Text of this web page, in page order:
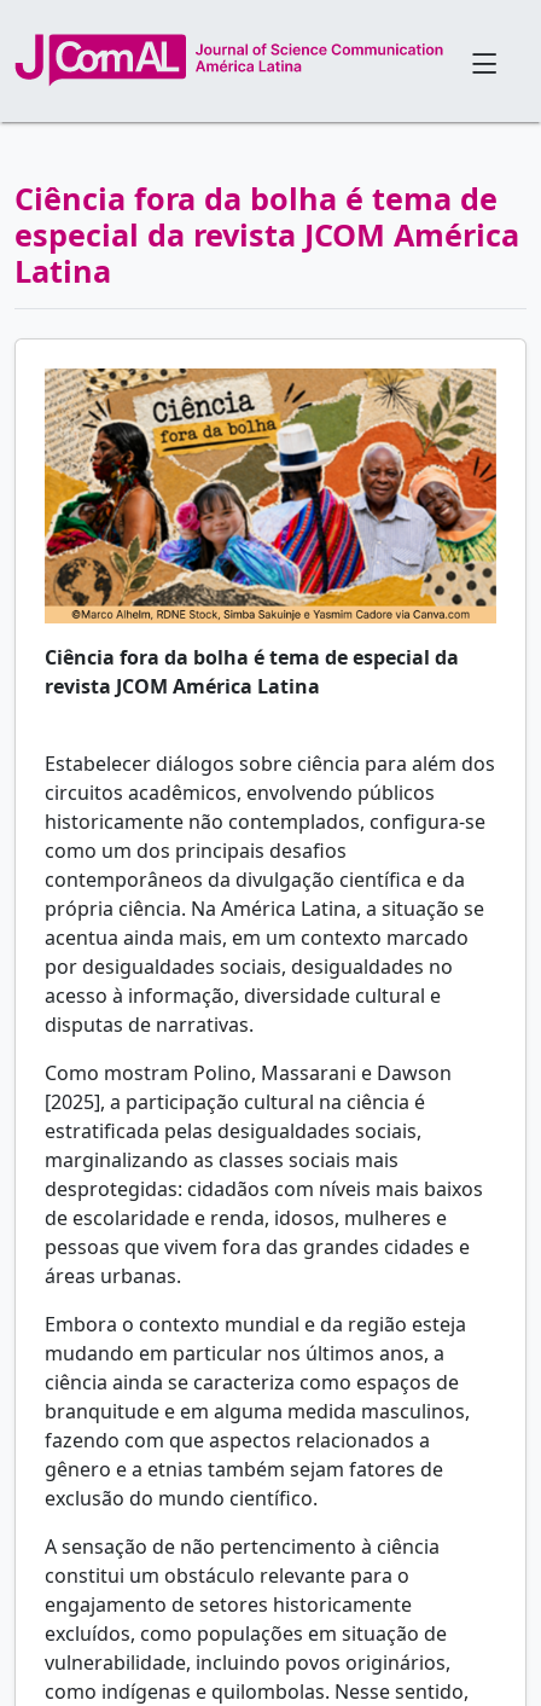
Ciência fora da bolha é tema de
especial da revista JCOM América
Latina
Ciência fora da bolha é tema de especial da
revista JCOM América Latina
Estabelecer diálogos sobre ciência para além dos
circuitos acadêmicos, envolvendo públicos
historicamente não contemplados, configura-se
como um dos principais desafios
contemporâneos da divulgação científica e da
própria ciência. Na América Latina, a situação se
acentua ainda mais, em um contexto marcado
por desigualdades sociais, desigualdades no
acesso à informação, diversidade cultural e
disputas de narrativas.
Como mostram Polino, Massarani e Dawson
[2025], a participação cultural na ciência é
estratificada pelas desigualdades sociais,
marginalizando as classes sociais mais
desprotegidas: cidadãos com níveis mais baixos
de escolaridade e renda, idosos, mulheres e
pessoas que vivem fora das grandes cidades e
áreas urbanas.
Embora o contexto mundial e da região esteja
mudando em particular nos últimos anos, a
ciência ainda se caracteriza como espaços de
branquitude e em alguma medida masculinos,
fazendo com que aspectos relacionados a
gênero e a etnias também sejam fatores de
exclusão do mundo científico.
A sensação de não pertencimento à ciência
constitui um obstáculo relevante para o
engajamento de setores historicamente
excluídos, como populações em situação de
vulnerabilidade, incluindo povos originários,
como indígenas e quilombolas. Nesse sentido,